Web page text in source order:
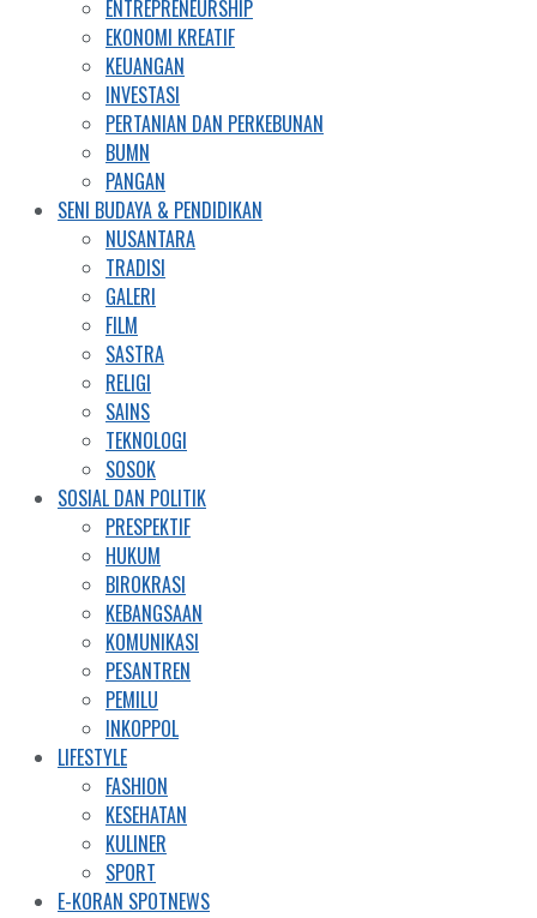
ENTREPRENEURSHIP
EKONOMI KREATIF
KEUANGAN
INVESTASI
PERTANIAN DAN PERKEBUNAN
BUMN
PANGAN
SENI BUDAYA & PENDIDIKAN
NUSANTARA
TRADISI
GALERI
FILM
SASTRA
RELIGI
SAINS
TEKNOLOGI
SOSOK
SOSIAL DAN POLITIK
PRESPEKTIF
HUKUM
BIROKRASI
KEBANGSAAN
KOMUNIKASI
PESANTREN
PEMILU
INKOPPOL
LIFESTYLE
FASHION
KESEHATAN
KULINER
SPORT
E-KORAN SPOTNEWS